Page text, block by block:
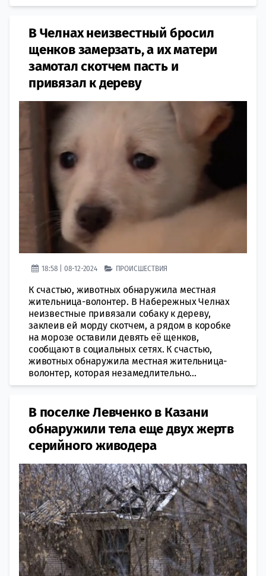
В Челнах неизвестный бросил
щенков замерзать, а их матери
замотал скотчем пасть и
привязал к дереву
18:58 | 08-12-2024 ПРОИСШЕСТВИЯ
К счастью, животных обнаружила местная
жительница-волонтер. В Набережных Челнах
неизвестные привязали собаку к дереву,
заклеив ей морду скотчем, а рядом в коробке
на морозе оставили девять её щенков,
сообщают в социальных сетях. К счастью,
животных обнаружила местная жительница-
волонтер, которая незамедлительно...
В поселке Левченко в Казани
обнаружили тела еще двух жертв
серийного живодера